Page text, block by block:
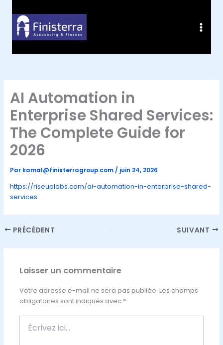
contenu
AI Automation in
Enterprise Shared Services:
The Complete Guide for
2026
Par kamal@finisterragroup.com/ juin 24, 2026
https://riseuplabs.com/ai-automation-in-enterprise-shared-
services
PRÉCÉDENT SUIVANT
Laisser un commentaire
Votre adresse e-mail ne sera pas publiée. Les champs
obligatoires sont indiqués avec *
ici…